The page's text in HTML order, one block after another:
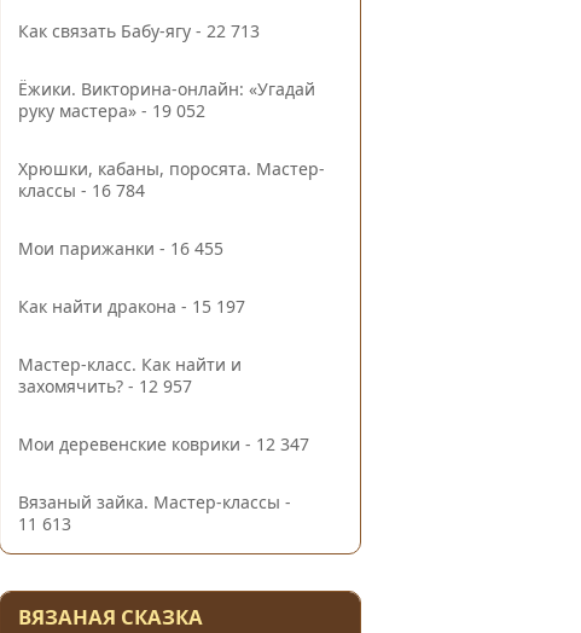
Как связать Бабу-ягу - 22 713
Ёжики. Викторина-онлайн: «Угадай
руку мастера» - 19 052
Хрюшки, кабаны, поросята. Мастер-
классы - 16 784
Мои парижанки - 16 455
Как найти дракона - 15 197
Мастер-класс. Как найти и
захомячить? - 12 957
Мои деревенские коврики - 12 347
Вязаный зайка. Мастер-классы -
11 613
ВЯЗАНАЯ СКАЗКА